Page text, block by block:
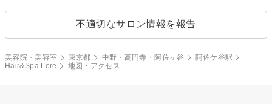
不適切なサロン情報を報告
美容院・美容室 東京都 中野・高円寺・阿佐ヶ谷
阿佐ケ谷駅
Hair&Spa Lore
地図・アクセス